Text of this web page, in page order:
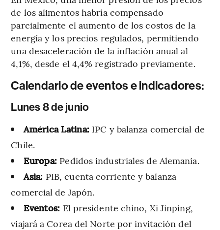
de los alimentos habría compensado
parcialmente el aumento de los costos de la
energía y los precios regulados, permitiendo
una desaceleración de la inflación anual al
4,1%, desde el 4,4% registrado previamente.
Calendario de eventos e indicadores:
Lunes 8 de junio
América Latina: IPC y balanza comercial de
Chile.
Europa: Pedidos industriales de Alemania.
Asia: PIB, cuenta corriente y balanza
comercial de Japón.
Eventos: El presidente chino, Xi Jinping,
viajará a Corea del Norte por invitación del